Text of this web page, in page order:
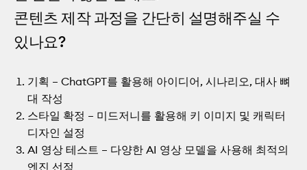
콘텐츠 제작 과정을 간단히 설명해주실 수
있나요?
기획 – ChatGPT를 활용해 아이디어, 시나리오, 대사 뼈
대 작성
스타일 확정 – 미드저니를 활용해 키 이미지 및 캐릭터
디자인 설정
AI 영상 테스트 – 다양한 AI 영상 모델을 사용해 최적의
엔진 선정